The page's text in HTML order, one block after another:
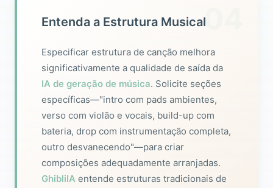
04
Entenda a Estrutura Musical
Especificar estrutura de canção melhora
significativamente a qualidade de saída da
IA de geração de música. Solicite seções
específicas—"intro com pads ambientes,
verso com violão e vocais, build-up com
bateria, drop com instrumentação completa,
outro desvanecendo"—para criar
composições adequadamente arranjadas.
GhibliIA entende estruturas tradicionais de